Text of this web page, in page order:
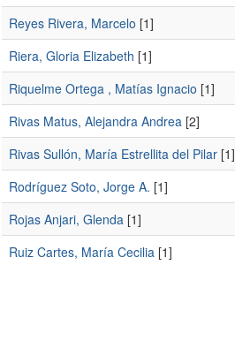
Reyes Rivera, Marcelo [1]
Riera, Gloria Elizabeth [1]
Riquelme Ortega , Matías Ignacio [1]
Rivas Matus, Alejandra Andrea[2]
Rivas Sullón, María Estrellita del Pilar[1]
Rodríguez Soto, Jorge A. [1]
Rojas Anjari, Glenda[1]
Ruiz Cartes, María Cecilia[1]